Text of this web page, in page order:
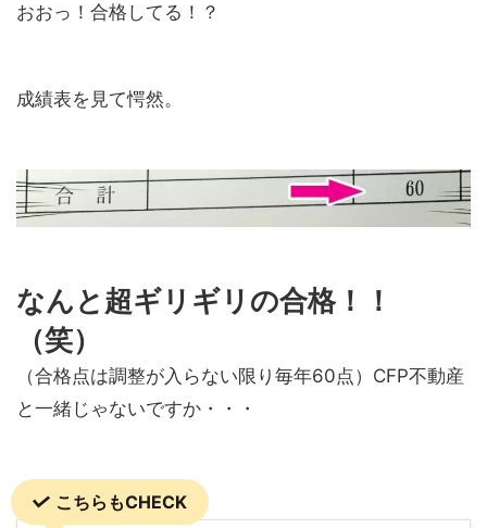
おおっ！合格してる！？
成績表を見て愕然。
なんと超ギリギリの合格！！
（笑）
（合格点は調整が入らない限り毎年60点）CFP不動産
と一緒じゃないですか・・・
こちらもCHECK